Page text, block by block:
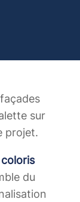
sur
projet.
du